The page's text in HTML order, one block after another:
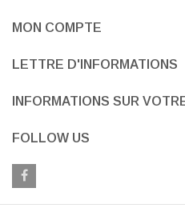
MON COMPTE
LETTRE D'INFORMATIONS
INFORMATIONS SUR
FOLLOW US